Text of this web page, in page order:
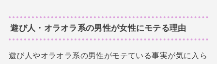
遊び人・オラオラ系の男性が女性にモテる理由
遊び人やオラオラ系の男性がモテている事実が気に入ら